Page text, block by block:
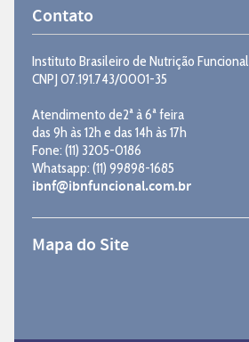
Contato
Instituto Brasileiro de Nutrição Funcional
CNPJ 07.191.743/0001-35
Atendimento de2ª à 6ª feira
das 9h às 12h e das 14h às 17h
Fone: (11) 3205-0186
Whatsapp: (11) 99898-1685
ibnf@ibnfuncional.com.br
Mapa do Site